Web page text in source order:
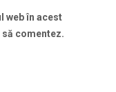
web în acest
comentez.